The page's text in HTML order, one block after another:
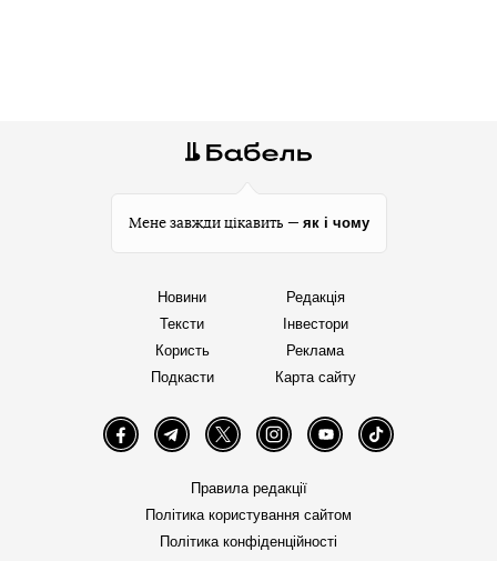
Мене завжди цікавить — як і чому
Новини
Тексти
Користь
Подкасти
Редакція
Інвестори
Реклама
Карта сайту
FacebookTelegramTwitter InstagramYouTube TikTok
Правила редакції
Політика користування сайтом
Політика конфіденційності